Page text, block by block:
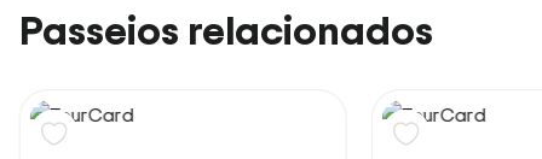
Passeios relacionados